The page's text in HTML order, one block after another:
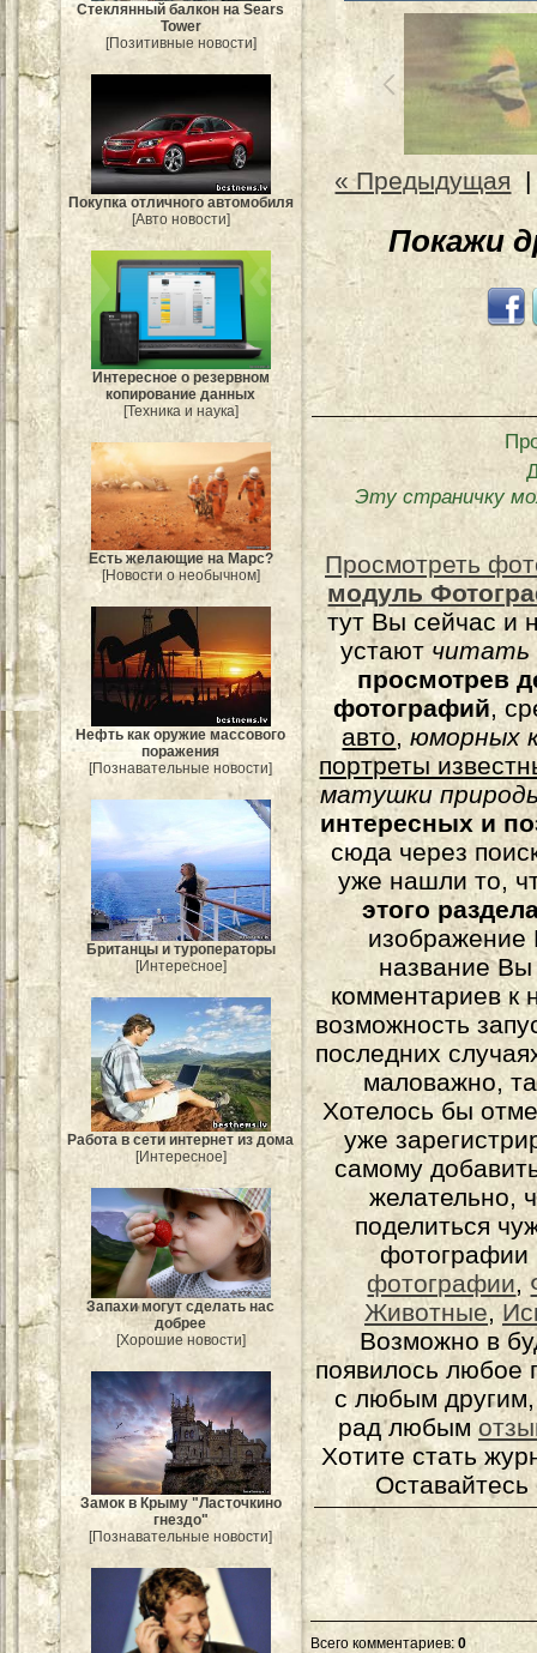
Стеклянный балкон на Sears
Tower
[Позитивные новости]
Покупка отличного автомобиля
[Авто новости]
Интересное о резервном
копирование данных
[Техника и наука]
Есть желающие на Марс?
[Новости о необычном]
Нефть как оружие массового
поражения
[Познавательные новости]
Британцы и туроператоры
[Интересное]
Работа в сети интернет из дома
[Интересное]
Запахи могут сделать нас
добрее
[Хорошие новости]
Замок в Крыму "Ласточкино
гнездо"
[Познавательные новости]
« Предыдущая
Покажи
Эту страничку
Просмотреть
модуль
тут Вы сейчас и
устаютчитать
просмотрев
фотографий,
авто,юморных
портреты
матушки
интересных и
сюда через
уже нашли то,
этого
изображение
название
комментариев к
возможность
последних
маловажно,
Хотелось бы
уже
самому
желательно,
поделиться
фотографии
фотографии,
Животные,
Возможно в
появилось любое
с любым
рад любым
Хотите стать
Всего комментариев: 0